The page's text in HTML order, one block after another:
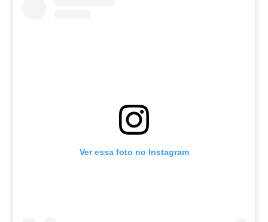
Ver essa foto no Instagram